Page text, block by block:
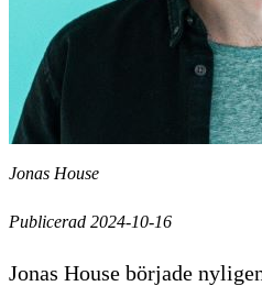
Jonas House
Publicerad 2024-10-16
Jonas House började